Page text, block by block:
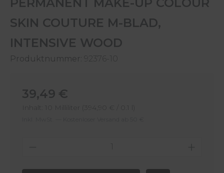
SKIN COUTURE M-BLAD,
INTENSIVE WOOD
Produktnummer: 92376-10
Regulärer Preis:
39,49 €
Inhalt: 10 Milliliter (394,90 € / 0.1 l)
Produkt Anzahl: Gib den